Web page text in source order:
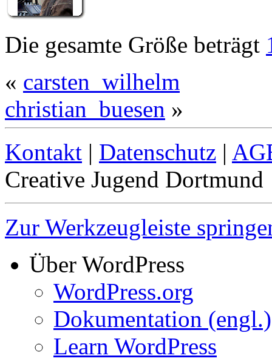
Die gesamte Größe beträgt
« carsten_wilhelm
christian_buesen »
Kontakt | Datenschutz |
Creative Jugend Dortmund
Zur Werkzeugleiste
Über WordPress
WordPress.org
Dokumentation (engl.)
Learn WordPress